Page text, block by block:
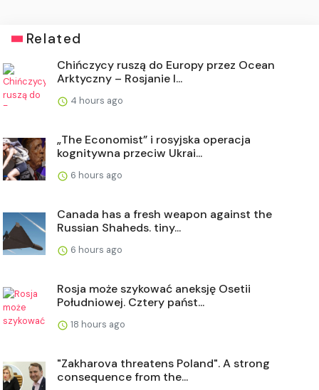
Related
Chińczycy ruszą do Europy przez Ocean
Arktyczny – Rosjanie l...
4 hours ago
„The Economist” i rosyjska operacja
kognitywna przeciw Ukrai...
6 hours ago
Canada has a fresh weapon against the
Russian Shaheds. tiny...
6 hours ago
Rosja może szykować aneksję Osetii
Południowej. Cztery państ...
18 hours ago
"Zakharova threatens Poland". A strong
consequence from the...